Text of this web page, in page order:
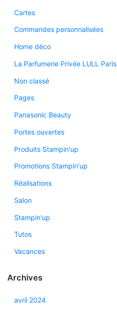
Cartes
Commandes personnalisées
Home déco
La Parfumerie Privée LULL Paris
Non classé
Pages
Panasonic Beauty
Portes ouvertes
Produits Stampin'up
Promotions Stampin'up
Réalisations
Salon
Stampin'up
Tutos
Vacances
Archives
avril 2024